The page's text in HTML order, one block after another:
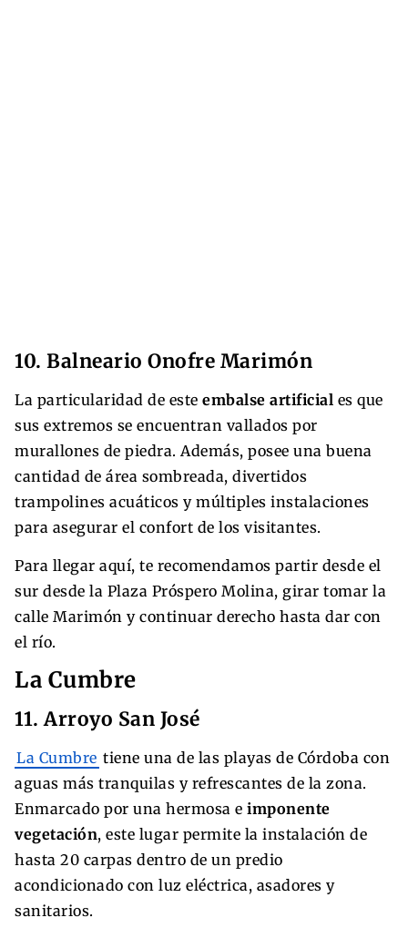
10. Balneario Onofre Marimón
La particularidad de este embalse artificial es que
sus extremos se encuentran vallados por
murallones de piedra. Además, posee una buena
cantidad de área sombreada, divertidos
trampolines acuáticos y múltiples instalaciones
para asegurar el confort de los visitantes.
Para llegar aquí, te recomendamos partir desde el
sur desde la Plaza Próspero Molina, girar tomar la
calle Marimón y continuar derecho hasta dar con
el río.
La Cumbre
11. Arroyo San José
La Cumbre tiene una de las playas de Córdoba con
aguas más tranquilas y refrescantes de la zona.
Enmarcado por una hermosa e imponente
vegetación, este lugar permite la instalación de
hasta 20 carpas dentro de un predio
acondicionado con luz eléctrica, asadores y
sanitarios.